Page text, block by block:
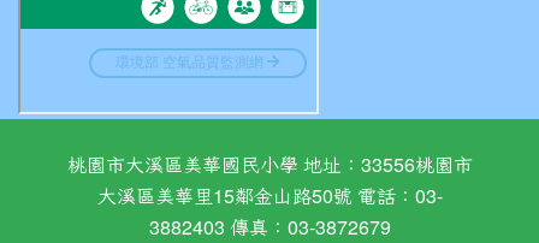
桃園市大溪區美華國民小學 地址：33556桃園市
大溪區美華里15鄰金山路50號 電話：03-
3882403 傳真：03-3872679